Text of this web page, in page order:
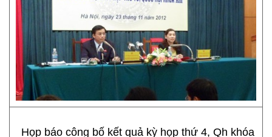
Họp báo công bố kết quả kỳ họp thứ 4, Qh khóa